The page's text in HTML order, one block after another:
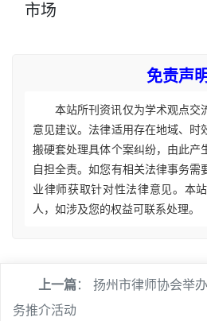
市场
免责声明
本站所刊资讯仅为学术观点交
意见建议。法律适用存在地域、时
搬硬套处理具体个案纠纷，由此产
自担全责。如您有相关法律事务需
业律师获取针对性法律意见。本
人，如涉及您的权益可联系处理。
上一篇： 扬州市律师协会举
务推介活动